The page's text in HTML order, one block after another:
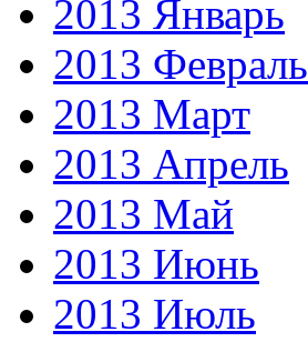
2013 Январь
2013 Февраль
2013 Март
2013 Апрель
2013 Май
2013 Июнь
2013 Июль